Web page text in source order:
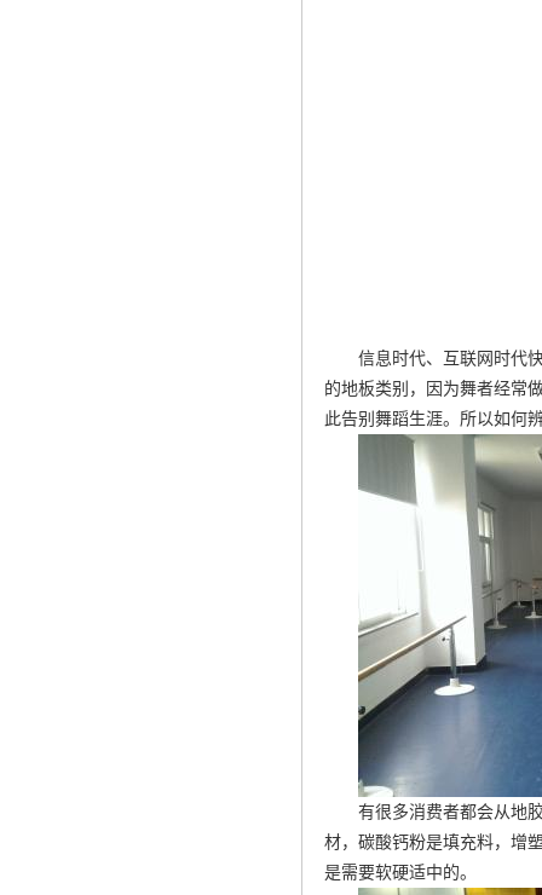
信息时代、互联网时代
的地板类别，因为舞者经常
此告别舞蹈生涯。所以如何
有很多消费者都会从地
材，碳酸钙粉是填充料，增
是需要软硬适中的。